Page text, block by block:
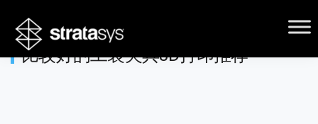
比较好的工装夹具3D打印推荐